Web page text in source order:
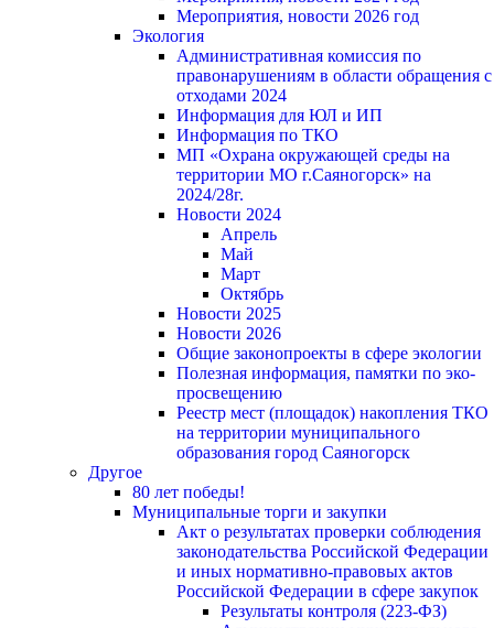
Мероприятия, новости 2026 год
Экология
Административная комиссия по
правонарушениям в области обращения с
отходами 2024
Информация для ЮЛ и ИП
Информация по ТКО
МП «Охрана окружающей среды на
территории МО г.Саяногорск» на
2024/28г.
Новости 2024
Апрель
Май
Март
Октябрь
Новости 2025
Новости 2026
Общие законопроекты в сфере экологии
Полезная информация, памятки по эко-
просвещению
Реестр мест (площадок) накопления ТКО
на территории муниципального
образования город Саяногорск
Другое
80 лет победы!
Муниципальные торги и закупки
Акт о результатах проверки соблюдения
законодательства Российской Федерации
и иных нормативно-правовых актов
Российской Федерации в сфере закупок
Результаты контроля (223-ФЗ)